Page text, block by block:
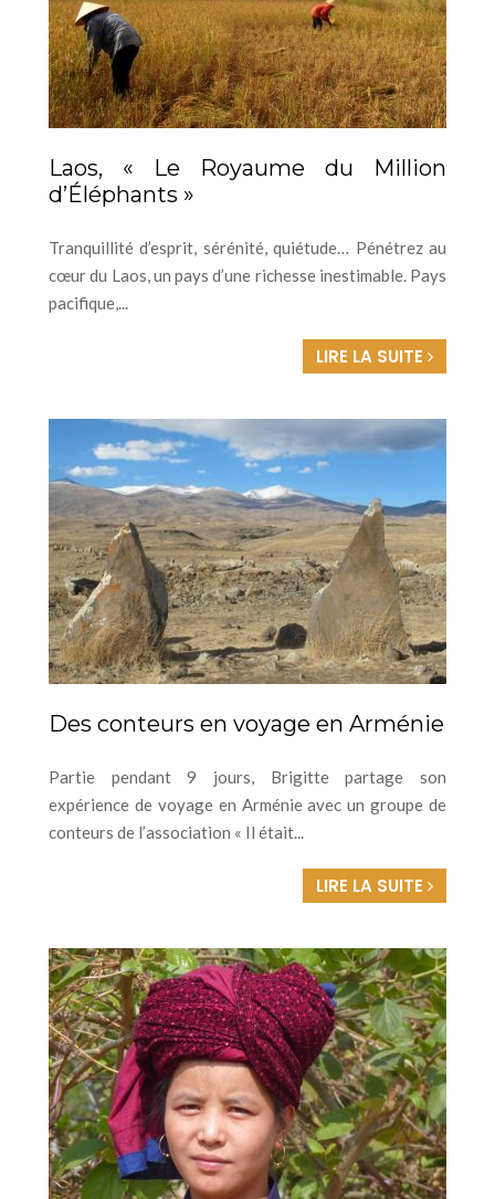
Laos, « Le Royaume du Million
d’Éléphants »
Tranquillité d’esprit, sérénité, quiétude… Pénétrez au
cœur du Laos, un pays d’une richesse inestimable. Pays
pacifique,...
LIRE LA SUITE
Des conteurs en voyage en Arménie
Partie pendant 9 jours, Brigitte partage son
expérience de voyage en Arménie avec un groupe de
conteurs de l’association « Il était...
LIRE LA SUITE